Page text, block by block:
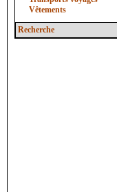
Vêtements
Recherche